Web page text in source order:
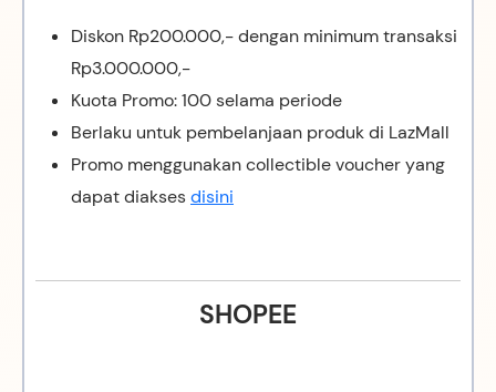
Diskon Rp200.000,- dengan minimum transaksi
Rp3.000.000,-
Kuota Promo: 100 selama periode
Berlaku untuk pembelanjaan produk di LazMall
Promo menggunakan collectible voucher yang
dapat diaksesdisini
SHOPEE